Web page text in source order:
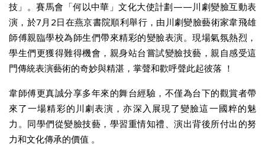
技」。賽馬會「何以中華」文化大使計劃——川劇變臉互動表
演，於7月2日在燕京書院順利舉行，由川劇變臉藝術家韋飛雄
師傅親臨學校為師生們帶來精彩的變臉表演。現場氣氛熱烈，
學生們更獲得難得機會，親身站台嘗試變臉技藝，親自感受這
門傳統表演藝術的奇妙與精湛，掌聲和歡呼聲此起彼落 ！
韋師傅更真誠分享多年來的舞台經驗，不僅為台下的觀賞者帶
來了一場精彩的川劇表演，亦深入展現了變臉這一國粹的魅
力。同學們從變臉技藝，學習重情知禮、演出背後所付出的努
力和文化傳承的價值 。